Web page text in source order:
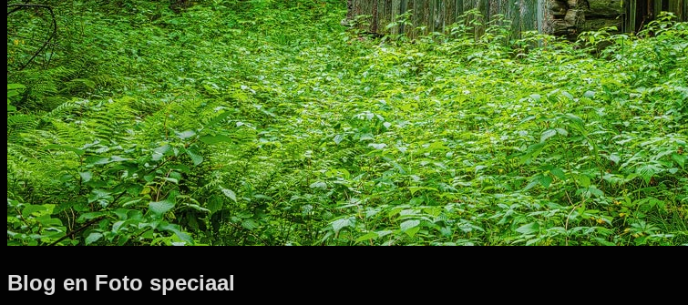
Blog en Foto speciaal